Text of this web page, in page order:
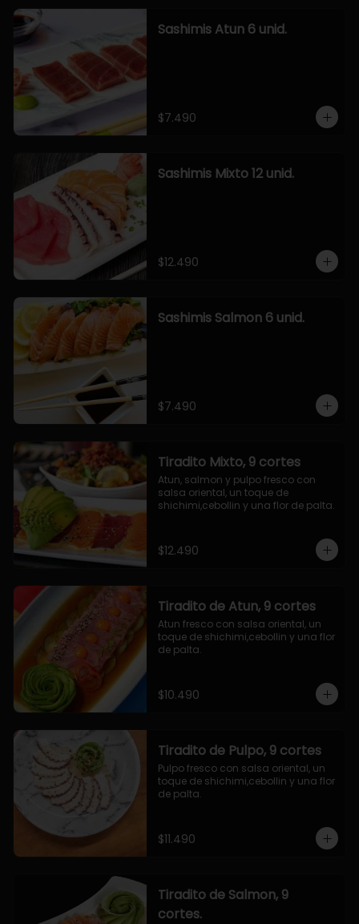
Sashimis Atun 6 unid.
$7.490
Sashimis Mixto 12 unid.
$12.490
Sashimis Salmon 6 unid.
$7.490
Tiradito Mixto, 9 cortes
Atun, salmon y pulpo fresco con
salsa oriental, un toque de
shichimi,cebollin y una flor de palta.
$12.490
Tiradito de Atun, 9 cortes
Atun fresco con salsa oriental, un
toque de shichimi,cebollin y una flor
de palta.
$10.490
Tiradito de Pulpo, 9 cortes
Pulpo fresco con salsa oriental, un
toque de shichimi,cebollin y una flor
de palta.
$11.490
Tiradito de Salmon, 9
cortes.